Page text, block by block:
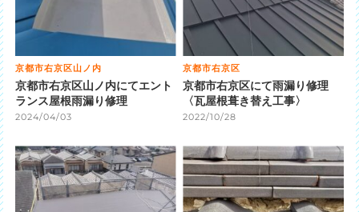
京都市右京区山ノ内
京都市右京区山ノ内にてエント
ランス屋根雨漏り修理
2024/04/03
京都市右京区
京都市右京区にて雨漏り修理
〈瓦屋根葺き替え工事〉
2022/10/28